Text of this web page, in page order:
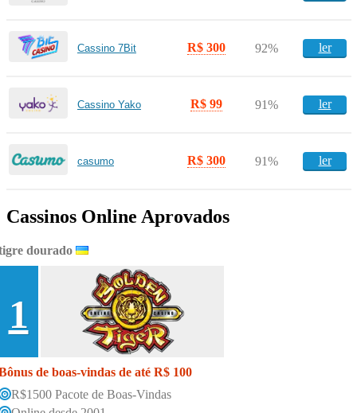
Cassino 7Bit R$ 300 92% ler
Cassino Yako R$ 99 91% ler
casumo R$ 300 91% ler
Cassinos Online Aprovados
dourado
1
de boas-vindas de até R$ 100
R$1500 Pacote de Boas-Vindas